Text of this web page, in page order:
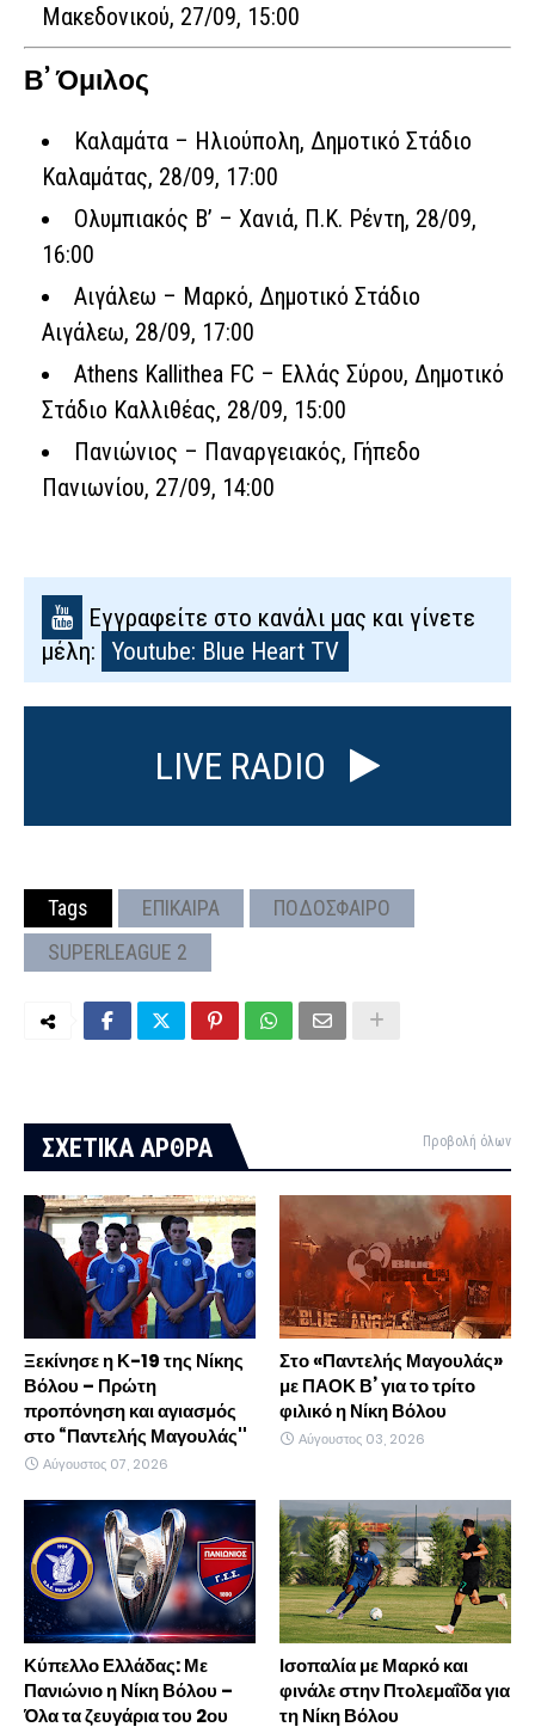
Μακεδονικού, 27/09, 15:00
Β’ Όμιλος
Καλαμάτα – Ηλιούπολη, Δημοτικό Στάδιο
Καλαμάτας, 28/09, 17:00
Ολυμπιακός Β’ – Χανιά, Π.Κ. Ρέντη, 28/09,
16:00
Αιγάλεω – Μαρκό, Δημοτικό Στάδιο
Αιγάλεω, 28/09, 17:00
Athens Kallithea FC – Ελλάς Σύρου, Δημοτικό
Στάδιο Καλλιθέας, 28/09, 15:00
Πανιώνιος – Παναργειακός, Γήπεδο
Πανιωνίου, 27/09, 14:00
Εγγραφείτε στο κανάλι μας και γίνετε
μέλη:
Youtube: Blue Heart TV
LIVE RADIO
Tags ΕΠΙΚΑΙΡΑ
ΠΟΔΟΣΦΑΙΡΟ
SUPERLEAGUE 2
ΣΧΕΤΙΚΑ ΑΡΘΡΑ Προβολή όλων
Ξεκίνησε η Κ-19 της Νίκης
Βόλου – Πρώτη
προπόνηση και αγιασμός
στο “Παντελής Μαγουλάς''
Αύγουστος 07, 2026
Στο «Παντελής Μαγουλάς»
με ΠΑΟΚ Β’ για το τρίτο
φιλικό η Νίκη Βόλου
Αύγουστος 03, 2026
Κύπελλο Ελλάδας: Με
Πανιώνιο η Νίκη Βόλου –
Όλα τα ζευγάρια του 2ου
Ισοπαλία με Μαρκό και
φινάλε στην Πτολεμαΐδα για
τη Νίκη Βόλου